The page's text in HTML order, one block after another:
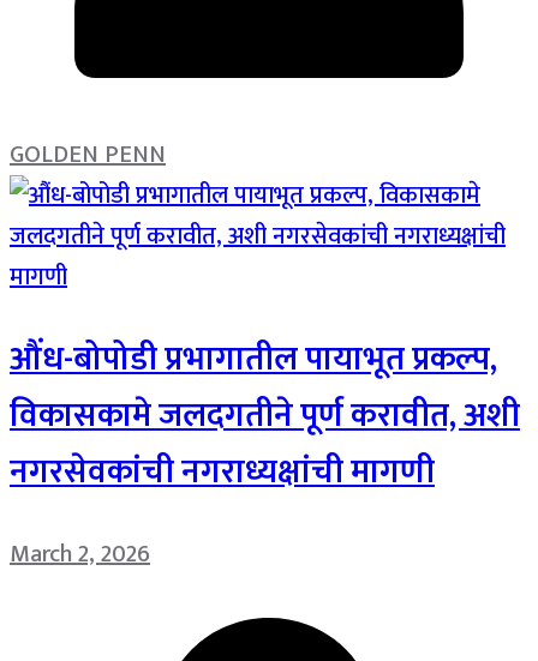
GOLDEN PENN
औंध-बोपोडी प्रभागातील पायाभूत प्रकल्प,
विकासकामे जलदगतीने पूर्ण करावीत, अशी
नगरसेवकांची नगराध्यक्षांची मागणी
March 2, 2026